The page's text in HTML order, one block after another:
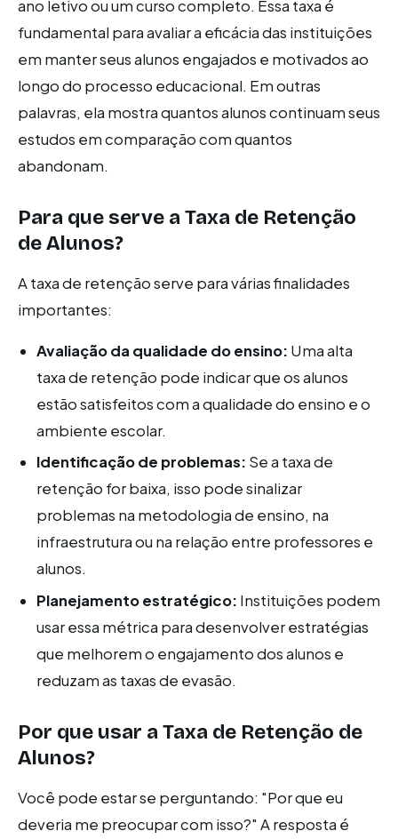
ano letivo ou um curso completo. Essa taxa é
fundamental para avaliar a eficácia das instituições
em manter seus alunos engajados e motivados ao
longo do processo educacional. Em outras
palavras, ela mostra quantos alunos continuam seus
estudos em comparação com quantos
abandonam.
Para que serve a Taxa de Retenção
de Alunos?
A taxa de retenção serve para várias finalidades
importantes:
Avaliação da qualidade do ensino: Uma alta
taxa de retenção pode indicar que os alunos
estão satisfeitos com a qualidade do ensino e o
ambiente escolar.
Identificação de problemas: Se a taxa de
retenção for baixa, isso pode sinalizar
problemas na metodologia de ensino, na
infraestrutura ou na relação entre professores e
alunos.
Planejamento estratégico: Instituições podem
usar essa métrica para desenvolver estratégias
que melhorem o engajamento dos alunos e
reduzam as taxas de evasão.
Por que usar a Taxa de Retenção de
Alunos?
Você pode estar se perguntando: "Por que eu
deveria me preocupar com isso?" A resposta é